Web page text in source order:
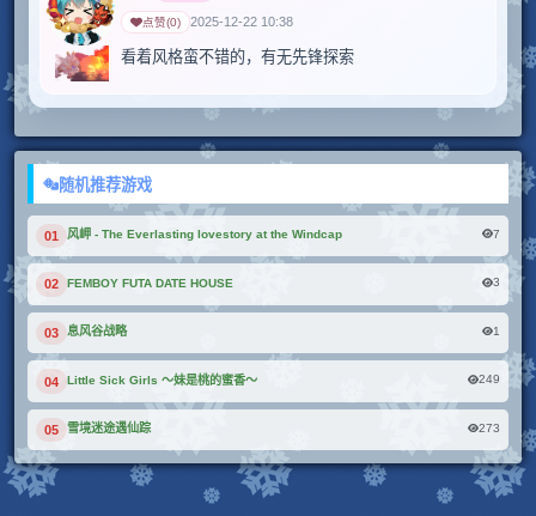
点赞(0) 2025-12-22 10:38
看着风格蛮不错的，有无先锋探索
随机推荐游戏
01 风岬 - The Everlasting lovestory at the Windcap 7
02 FEMBOY FUTA DATE HOUSE 3
03 息风谷战略 1
04 Little Sick Girls ～妹是桃的蜜香～ 249
05 雪境迷途遇仙踪 273